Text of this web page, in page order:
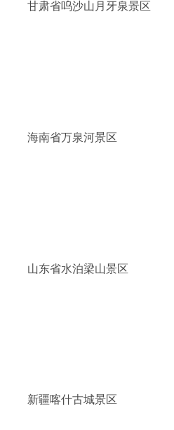
甘肃省呜沙山月牙泉景区
海南省万泉河景区
山东省水泊梁山景区
新疆喀什古城景区